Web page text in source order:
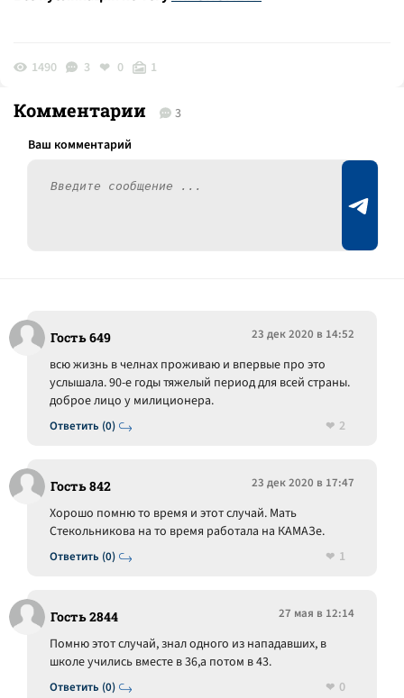
1490 3 0 1
Комментарии 3
Гость 649 23 дек 2020 в 14:52
Ответить (0)
всю жизнь в челнах проживаю и впервые про это
услышала. 90-е годы тяжелый период для всей страны.
доброе лицо у милиционера.
2
Гость 842 23 дек 2020 в 17:47
Ответить (0)
Хорошо помню то время и этот случай. Мать
Стекольникова на то время работала на КАМАЗе.
1
Гость 2844 27 мая в 12:14
Ответить (0)
Помню этот случай, знал одного из нападавших, в
школе учились вместе в 36,а потом в 43.
0